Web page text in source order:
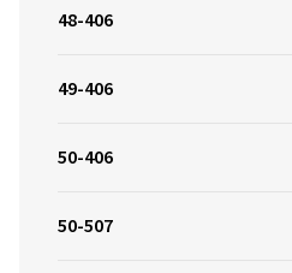
48-406
49-406
50-406
50-507